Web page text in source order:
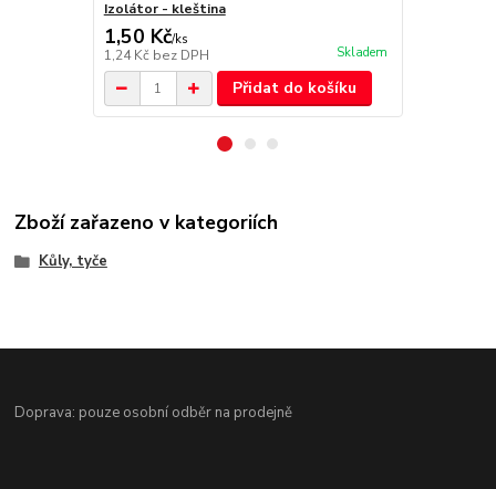
Izolátor - kleština
1,50 Kč/ks
1,24 Kč bez DPH Skladem
Přidat do košíku
Zboží zařazeno v kategoriích
Kůly, tyče
Doprava: pouze osobní odběr na prodejně